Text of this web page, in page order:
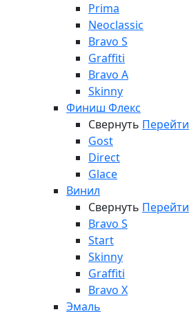
Prima
Neoclassic
Bravo S
Graffiti
Bravo A
Skinny
Финиш Флекс
Свернуть Перейти
Gost
Direct
Glace
Винил
Свернуть Перейти
Bravo S
Start
Skinny
Graffiti
Bravo X
Эмаль